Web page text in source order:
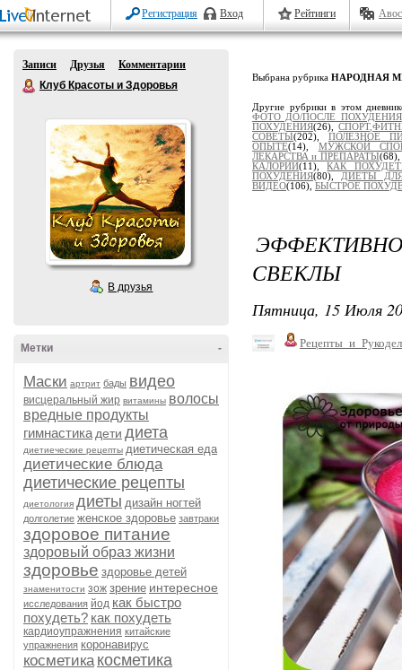
Регистрация Вход Рейтинги
Записи Друзья
Комментарии
Клуб Красоты и Здоровья
В друзья
-
Метки
Маски артрит бады видео
висцеральный жир витамины волосы
вредные продукты
гимнастика дети диета
диетиеческие рецепты диетическая еда
диетические блюда
диетические рецепты
диетология диеты дизайн ногтей
долголетие женское здоровье завтраки
здоровое питание
здоровый образ жизни
здоровье здоровье детей
знаменитости зож зрение интересное
исследования йод как быстро
похудеть? как похудеть
кардиоупражнения китайские
упражнения коронавирус
косметика косметика
Выбрана рубрика НАРОДНАЯ
Другие рубрики в этом
ФОТО ДО/ПОСЛЕ ПОХУДЕНИЯ
ПОХУДЕНИЯ(26),
СОВЕТЫ(202), ПОЛЕЗНОЕ
ОПЫТЕ(14), МУЖСКОЙ
ЛЕКАРСТВА и ПРЕПАРАТЫ(68),
КАЛОРИИ(11),КАК
ПОХУДЕНИЯ(80), ДИЕТЫ
ВИДЕО(106), БЫСТРОЕ
СВЕКЛЫ
Пятница, 15 Июля